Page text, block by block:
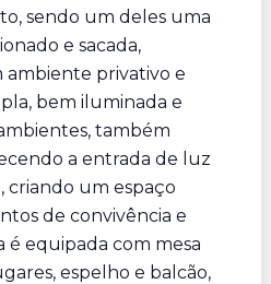
sendo um deles uma
e sacada,
privativo e
bem iluminada e
também
a entrada de luz
criando um espaço
de convivência e
é equipada com mesa
espelho e balcão,